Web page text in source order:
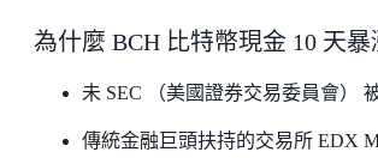
為什麼 BCH 比特幣現金 10 天暴
未 SEC （美國證券交易委員會）
傳統金融巨頭扶持的交易所 EDX